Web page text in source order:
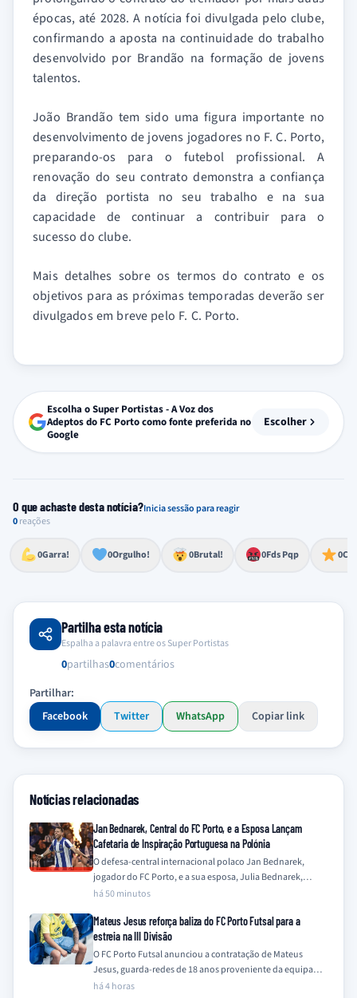
épocas, até 2028. A notícia foi divulgada pelo clube,
confirmando a aposta na continuidade do trabalho
desenvolvido por Brandão na formação de jovens
talentos.
João Brandão tem sido uma figura importante no
desenvolvimento de jovens jogadores no F. C. Porto,
preparando-os para o futebol profissional. A
renovação do seu contrato demonstra a confiança
da direção portista no seu trabalho e na sua
capacidade de continuar a contribuir para o
sucesso do clube.
Mais detalhes sobre os termos do contrato e os
objetivos para as próximas temporadas deverão ser
divulgados em breve pelo F. C. Porto.
Escolha o Super Portistas - A Voz dos
Adeptos do FC Porto como fonte preferida no
Google
Escolher
O que achaste desta notícia?Inicia sessão para reagir
0reações
0Garra!
Esforço, determinação, aprovação forte
0Orgulho!
Lealdade, amor clubístico, sentimento profundo
0Brutal!
Impressionante, chocante, de grande impacto 0Fds Pqp
Reação de desespero, raiva, frustração ou espanto extremo 0
Excelência, destaque, o melhor
Partilha esta notícia
Espalha a palavra entre os Super Portistas
0partilhas0comentários
Partilhar:
Facebook
Twitter WhatsApp Copiar link
Notícias relacionadas
Jan Bednarek, Central do FC Porto, e a Esposa Lançam
Cafetaria de Inspiração Portuguesa na Polónia
O defesa-central internacional polaco Jan Bednarek,
jogador do FC Porto, e a sua esposa, Julia Bednarek,
embarcaram numa nova iniciativa empresarial na…
há 50 minutos
Mateus Jesus reforça baliza do FC Porto Futsal para a
estreia na III Divisão
O FC Porto Futsal anunciou a contratação de Mateus
Jesus, guarda-redes de 18 anos proveniente da equipa
Sub-19 do clube, para a…
há 4 horas